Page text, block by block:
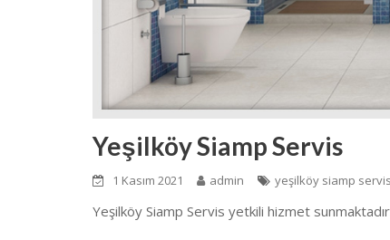
Yeşilköy Siamp Servis
1 Kasım 2021 admin yeşilköy siamp servis
Yeşilköy Siamp Servis yetkili hizmet